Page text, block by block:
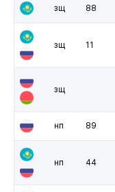
зщ 88
зщ 11
зщ
нп 89
нп 44